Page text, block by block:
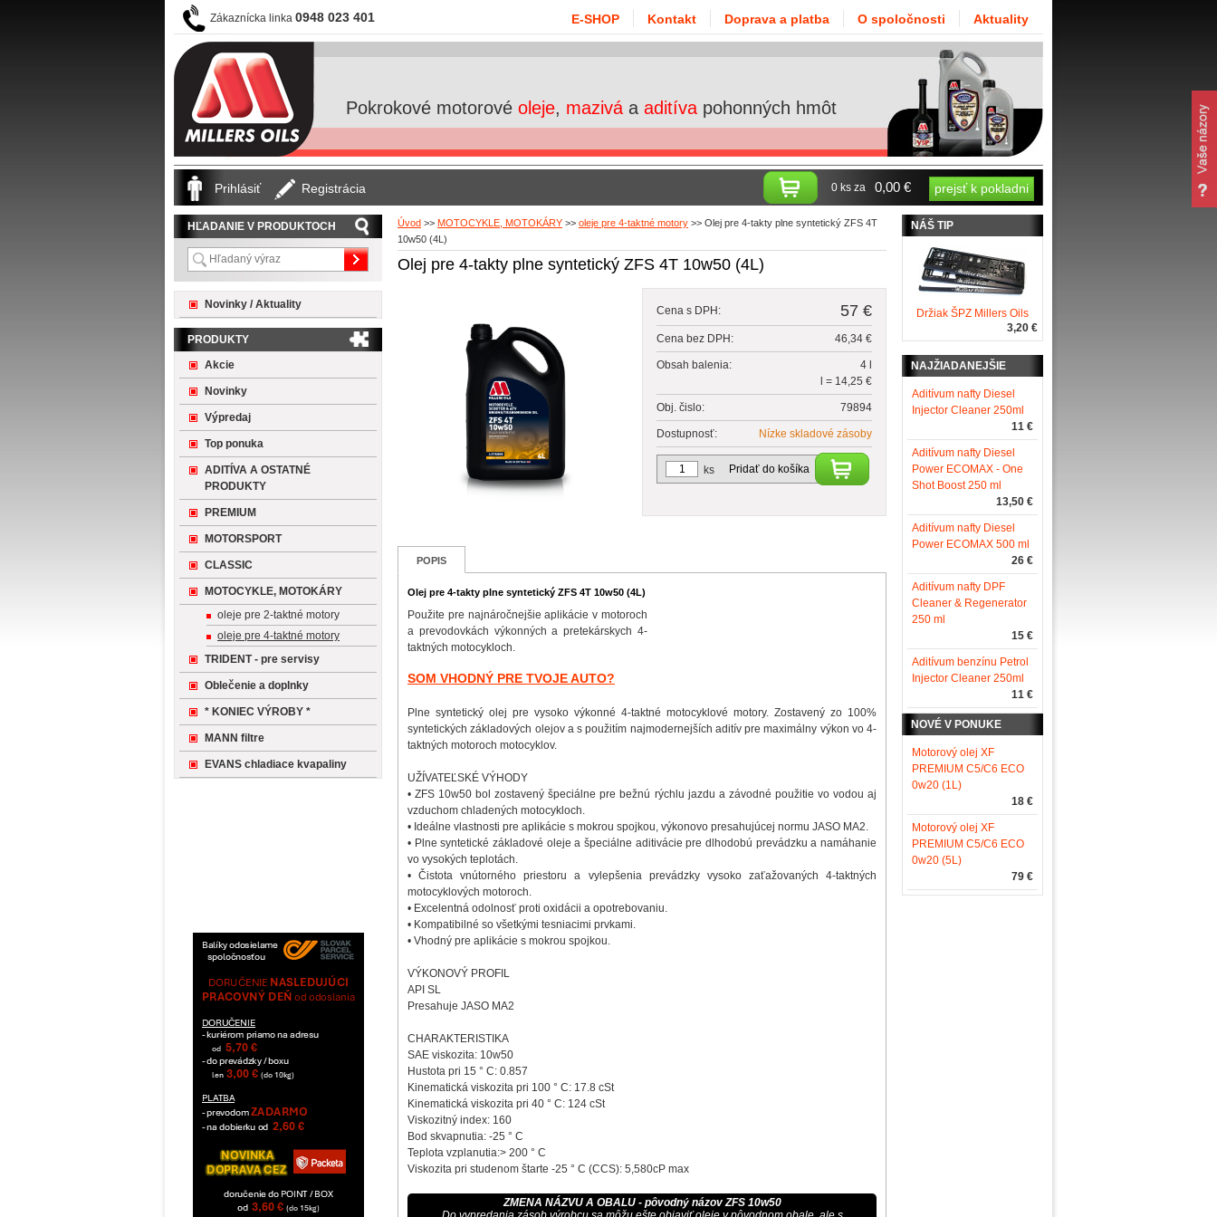
Zákaznícka linka 0948 023 401
Pokrokové motorové oleje, mazivá a aditíva pohonných hmôt
Úvod >> MOTOCYKLE, MOTOKÁRY >> oleje pre 4-taktné motory >> Olej pre 4-takty plne syntetický ZFS 4T
10w50 (4L)
Olej pre 4-takty plne syntetický ZFS 4T 10w50 (4L)
Cena s DPH: 57 €
Cena bez DPH: 46,34 €
Obsah balenia:
4 l
l = 14,25 €
Obj. čislo: 79894
Dostupnosť: Nízke skladové zásoby
Pridať do košíka
ks
POPIS
Olej pre 4-takty plne syntetický ZFS 4T 10w50 (4L)
Použite pre najnáročnejšie aplikácie v motoroch
a prevodovkách výkonných a pretekárskych 4-
taktných motocykloch.
SOM VHODNÝ PRE TVOJE AUTO?
Plne syntetický olej pre vysoko výkonné 4-taktné motocyklové motory. Zostavený zo 100%
syntetických základových olejov a s použitím najmodernejších aditív pre maximálny výkon vo 4-
taktných motoroch motocyklov.
UŽÍVATEĽSKÉ VÝHODY
• ZFS 10w50 bol zostavený špeciálne pre bežnú rýchlu jazdu a závodné použitie vo vodou aj
vzduchom chladených motocykloch.
• Ideálne vlastnosti pre aplikácie s mokrou spojkou, výkonovo presahujúcej normu JASO MA2.
• Plne syntetické základové oleje a špeciálne aditivácie pre dlhodobú prevádzku a namáhanie
vo vysokých teplotách.
• Čistota vnútorného priestoru a vylepšenia prevádzky vysoko zaťažovaných 4-taktných
motocyklových motoroch.
• Excelentná odolnosť proti oxidácii a opotrebovaniu.
• Kompatibilné so všetkými tesniacimi prvkami.
• Vhodný pre aplikácie s mokrou spojkou.
VÝKONOVÝ PROFIL
API SL
Presahuje JASO MA2
CHARAKTERISTIKA
SAE viskozita: 10w50
Hustota pri 15 ° C: 0.857
Kinematická viskozita pri 100 ° C: 17.8 cSt
Kinematická viskozita pri 40 ° C: 124 cSt
Viskozitný index: 160
Bod skvapnutia: -25 ° C
Teplota vzplanutia:> 200 ° C
Viskozita pri studenom štarte -25 ° C (CCS): 5,580cP max
ZMENA NÁZVU A OBALU - pôvodný názov ZFS 10w50
HĽADANIE V PRODUKTOCH
Novinky / Aktuality
PRODUKTY
Akcie
Novinky
Výpredaj
Top ponuka
ADITÍVA A OSTATNÉ
PRODUKTY
PREMIUM
MOTORSPORT
CLASSIC
MOTOCYKLE, MOTOKÁRY
oleje pre 2-taktné motory
oleje pre 4-taktné motory
TRIDENT - pre servisy
Oblečenie a doplnky
* KONIEC VÝROBY *
MANN filtre
EVANS chladiace kvapaliny
NÁŠ TIP
Držiak ŠPZ Millers Oils
3,20 €
NAJŽIADANEJŠIE
Aditívum nafty Diesel
Injector Cleaner 250ml
11 €
Aditívum nafty Diesel
Power ECOMAX - One
Shot Boost 250 ml
13,50 €
Aditívum nafty Diesel
Power ECOMAX 500 ml
26 €
Aditívum nafty DPF
Cleaner & Regenerator
250 ml
15 €
Aditívum benzínu Petrol
Injector Cleaner 250ml
11 €
NOVÉ V PONUKE
Motorový olej XF
PREMIUM C5/C6 ECO
0w20 (1L)
18 €
Motorový olej XF
PREMIUM C5/C6 ECO
0w20 (5L)
79 €
E-SHOP Kontakt Doprava a platba O spoločnosti Aktuality
Prihlásiť Registrácia 0 ks za 0,00 € prejsť k pokladni